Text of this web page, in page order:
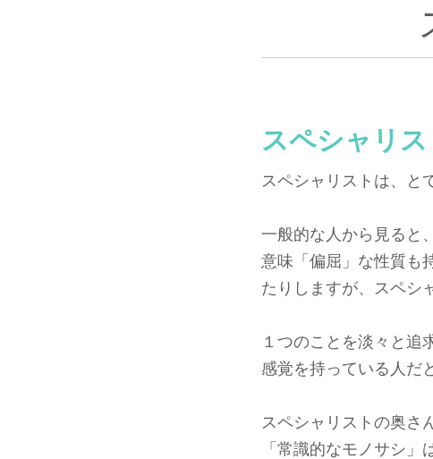
スペシャリ
スペシャリストは、と
一般的な人から見ると
意味「偏屈」な性質も
たりしますが、スペシ
１つのことを淡々と追
感覚を持っている人だ
スペシャリストの奥さ
「常識的なモノサシ